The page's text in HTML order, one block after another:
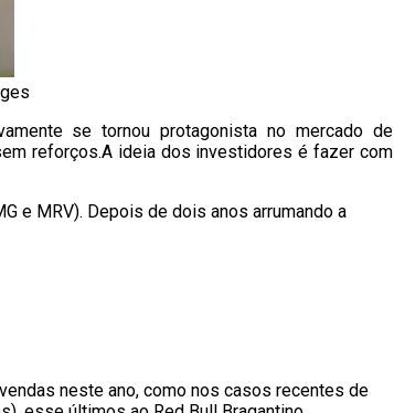
se tornou protagonista no mercado de
reforços.A ideia dos investidores é fazer com
e MRV). Depois de dois anos arrumando a
neste ano, como nos casos recentes de